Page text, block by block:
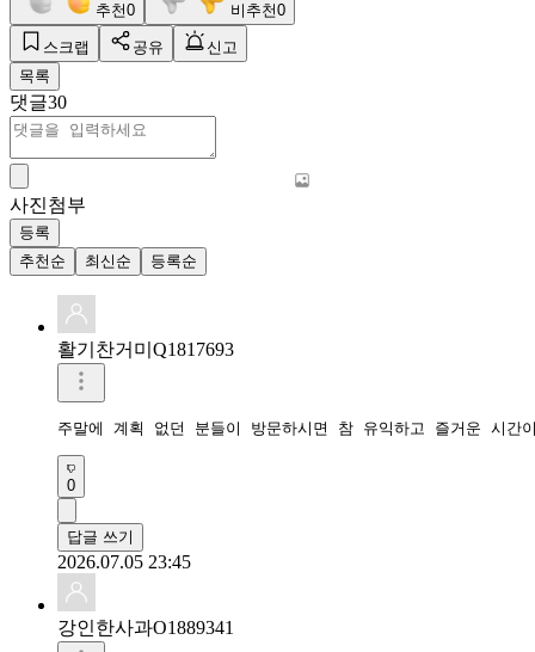
추천0 비추천0
스크랩 공유
신고
목록
댓글30
사진첨부
등록
추천순
최신순 등록순
활기찬거미Q1817693
주말에 계획 없던 분들이 방문하시면 참 유익하고 즐거운 시
0
답글 쓰기
2026.07.05 23:45
강인한사과O1889341